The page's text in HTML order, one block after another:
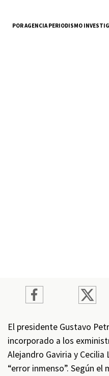
POR AGENCIA PERIODISMO
El presidente Gustavo
incorporado a los
Alejandro Gaviria y
“error inmenso”. Según